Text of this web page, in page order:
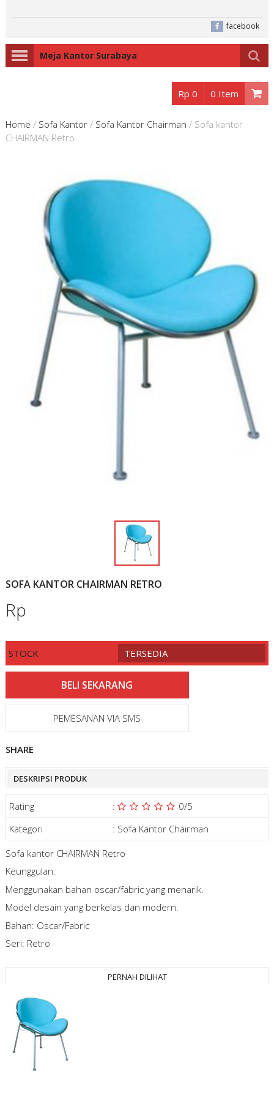
facebook
Meja Kantor Surabaya
Rp 0 0 Item
Home / Sofa Kantor/ Sofa Kantor Chairman / Sofa kantor
CHAIRMAN Retro
SOFA KANTOR CHAIRMAN RETRO
Rp
STOCK TERSEDIA
PEMESANAN VIA SMS
SHARE
DESKRIPSI PRODUK
Rating : 0/5
Kategori
: Sofa Kantor Chairman
Sofa kantor CHAIRMAN Retro
Keunggulan:
Menggunakan bahan oscar/fabric yang menarik.
Model desain yang berkelas dan modern.
Bahan: Oscar/Fabric
Seri: Retro
PERNAH DILIHAT